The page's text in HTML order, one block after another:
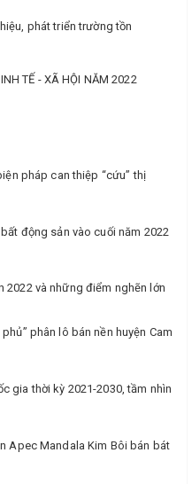
phát triển trường tồn
TẾ - XÃ HỘI NĂM 2022
pháp can thiệp “cứu” thị
động sản vào cuối năm 2022
2022 và những điểm nghẽn lớn
phân lô bán nền huyện Cam
gia thời kỳ 2021-2030, tầm nhìn
Apec Mandala Kim Bôi bán bát